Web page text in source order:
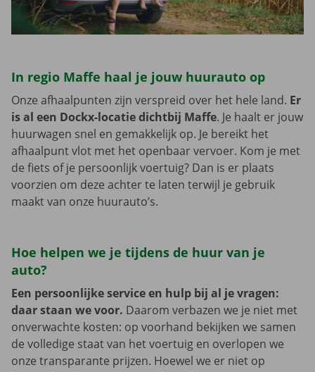
In regio Maffe haal je jouw huurauto op
Onze afhaalpunten zijn verspreid over het hele land. Er
is al een Dockx-locatie dichtbij Maffe. Je haalt er jouw
huurwagen snel en gemakkelijk op. Je bereikt het
afhaalpunt vlot met het openbaar vervoer. Kom je met
de fiets of je persoonlijk voertuig? Dan is er plaats
voorzien om deze achter te laten terwijl je gebruik
maakt van onze huurauto’s.
Hoe helpen we je tijdens de huur van je
auto?
Een persoonlijke service en hulp bij al je vragen:
daar staan we voor. Daarom verbazen we je niet met
onverwachte kosten: op voorhand bekijken we samen
de volledige staat van het voertuig en overlopen we
onze transparante prijzen. Hoewel we er niet op